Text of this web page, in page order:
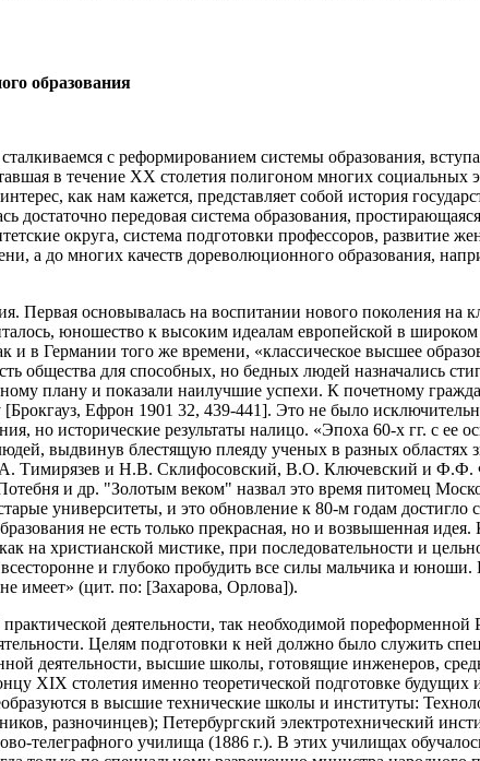
образования
с реформированием системы образования,
в течение ХХ столетия полигоном многих социальных
как нам кажется, представляет собой история
передовая система образования,
округа, система подготовки профессоров, развитие
а до многих качеств дореволюционного образования,
основывалась на воспитании нового поколения на
юношество к высоким идеалам европейской в широком
и в Германии того же времени, «классическое высшее
общества для способных, но бедных людей назначались
плану и показали наилучшие успехи. К почетному
Ефрон 1901 32, 439-441]. Это не было
но исторические результаты налицо. «Эпоха 60-х гг. с ее
выдвинув блестящую плеяду ученых в разных областях
Тимирязев и Н.В. Склифосовский, В.О. Ключевский и Ф.Ф.
и др. "Золотым веком" назвал это время питомец
университеты, и это обновление к 80-м годам достигло
не есть только прекрасная, но и возвышенная идея.
на христианской мистике, при последовательности и
и глубоко пробудить все силы мальчика и
имеет» (цит. по: [Захарова, Орлова]).
деятельности, так необходимой
Целям подготовки к ней должно было служить
деятельности, высшие школы, готовящие инженеров,
XIX столетия именно теоретической подготовке будущих
в высшие технические школы и институты:
разночинцев); Петербургский электротехнический
телеграфного училища (1886 г.). В этих училищах